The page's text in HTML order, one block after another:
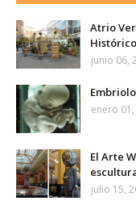
Atrio
Histórico
junio 06,
enero
El Arte
julio 15,